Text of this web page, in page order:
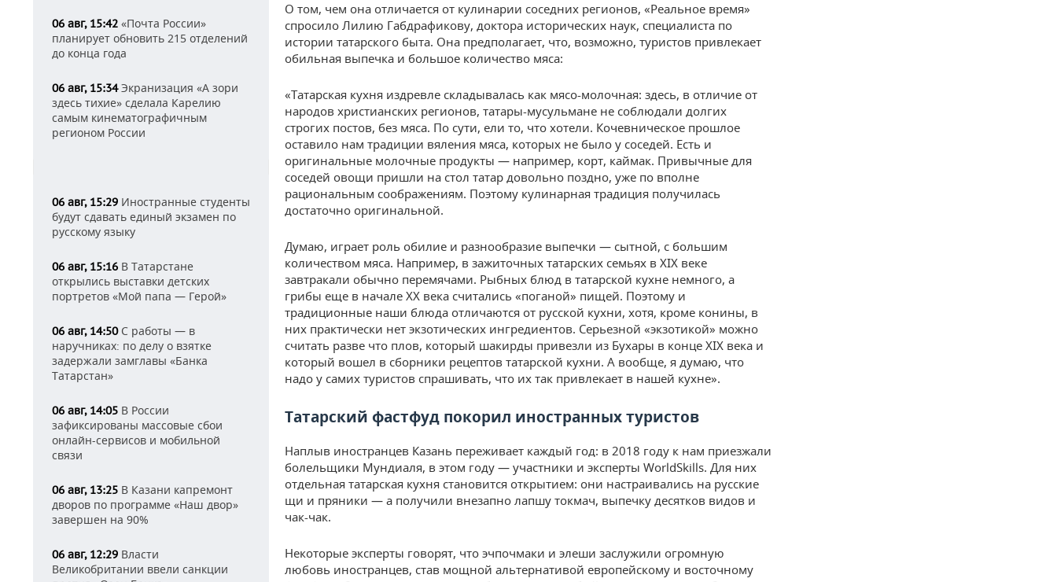
06 авг, 15:42 «Почта России»
планирует обновить 215 отделений
до конца года
06 авг, 15:34Экранизация «А зори
здесь тихие» сделала Карелию
самым кинематографичным
регионом России
06 авг, 15:29 Иностранные студенты
будут сдавать единый экзамен по
русскому языку
06 авг, 15:16 В Татарстане
открылись выставки детских
портретов «Мой папа — Герой»
06 авг, 14:50С работы — в
наручниках: по делу о взятке
задержали замглавы «Банка
Татарстан»
06 авг, 14:05 В России
зафиксированы массовые сбои
онлайн-сервисов и мобильной
связи
06 авг, 13:25 В Казани капремонт
дворов по программе «Наш двор»
завершен на 90%
06 авг, 12:29 Власти
Великобритании ввели санкции
О том, чем она отличается от кулинарии соседних регионов, «Реальное время»
спросило Лилию Габдрафикову, доктора исторических наук, специалиста по
истории татарского быта. Она предполагает, что, возможно, туристов привлекает
обильная выпечка и большое количество мяса:
«Татарская кухня издревле складывалась как мясо-молочная: здесь, в отличие от
народов христианских регионов, татары-мусульмане не соблюдали долгих
строгих постов, без мяса. По сути, ели то, что хотели. Кочевническое прошлое
оставило нам традиции вяления мяса, которых не было у соседей. Есть и
оригинальные молочные продукты — например, корт, каймак. Привычные для
соседей овощи пришли на стол татар довольно поздно, уже по вполне
рациональным соображениям. Поэтому кулинарная традиция получилась
достаточно оригинальной.
Думаю, играет роль обилие и разнообразие выпечки — сытной, с большим
количеством мяса. Например, в зажиточных татарских семьях в XIX веке
завтракали обычно перемячами. Рыбных блюд в татарской кухне немного, а
грибы еще в начале ХХ века считались «поганой» пищей. Поэтому и
традиционные наши блюда отличаются от русской кухни, хотя, кроме конины, в
них практически нет экзотических ингредиентов. Серьезной «экзотикой» можно
считать разве что плов, который шакирды привезли из Бухары в конце XIX века и
который вошел в сборники рецептов татарской кухни. А вообще, я думаю, что
надо у самих туристов спрашивать, что их так привлекает в нашей кухне».
Татарский фастфуд покорил иностранных туристов
Наплыв иностранцев Казань переживает каждый год: в 2018 году к нам приезжали
болельщики Мундиаля, в этом году — участники и эксперты WorldSkills. Для них
отдельная татарская кухня становится открытием: они настраивались на русские
щи и пряники — а получили внезапно лапшу токмач, выпечку десятков видов и
чак-чак.
Некоторые эксперты говорят, что эчпочмаки и элеши заслужили огромную
любовь иностранцев, став мощной альтернативой европейскому и восточному